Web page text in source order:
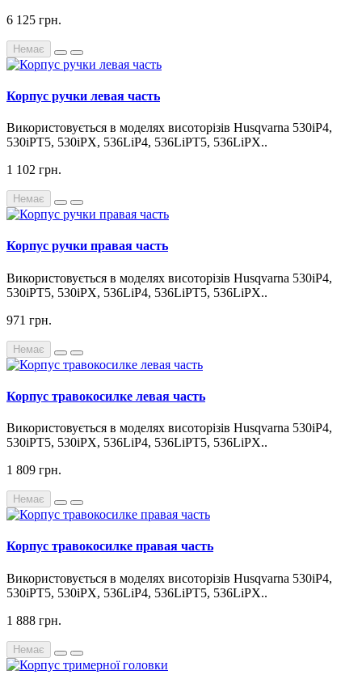
6 125 грн.
Немає
Корпус ручки левая часть
Використовується в моделях висоторізів Husqvarna 530iP4,
530iPT5, 530iPX, 536LiP4, 536LiPT5, 536LiPX..
1 102 грн.
Немає
Корпус ручки правая часть
Використовується в моделях висоторізів Husqvarna 530iP4,
530iPT5, 530iPX, 536LiP4, 536LiPT5, 536LiPX..
971 грн.
Немає
Корпус травокосилке левая часть
Використовується в моделях висоторізів Husqvarna 530iP4,
530iPT5, 530iPX, 536LiP4, 536LiPT5, 536LiPX..
1 809 грн.
Немає
Корпус травокосилке правая часть
Використовується в моделях висоторізів Husqvarna 530iP4,
530iPT5, 530iPX, 536LiP4, 536LiPT5, 536LiPX..
1 888 грн.
Немає